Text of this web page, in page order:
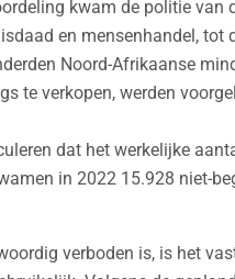
kwam de politie
en mensenhandel, tot
Noord-Afrikaanse
te verkopen, werden
dat het werkelijke
in 2022 15.928 niet-
verboden is, is het